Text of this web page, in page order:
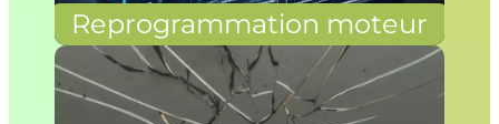
Reprogrammation moteur